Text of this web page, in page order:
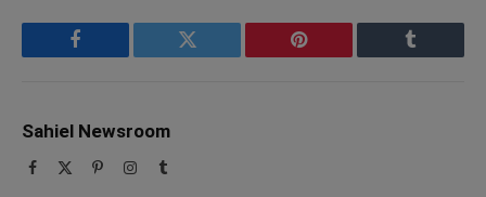
Facebook Twitter Pinterest Tumblr
Sahiel Newsroom
Facebook PinterestInstagram
Tumblr